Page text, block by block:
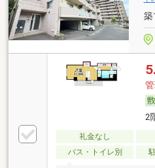
築
2
礼金なし
バス・トイレ別